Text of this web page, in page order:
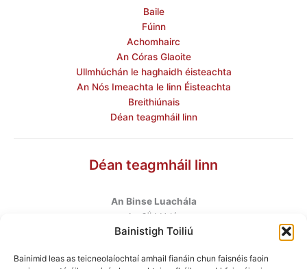
Bainistigh Toiliú
Bainimid leas as teicneolaíochtaí amhail fianáin chun faisnéis faoin
Baile
Fúinn
Achomhairc
An Córas Glaoite
Ullmhúchán le haghaidh éisteachta
An Nós Imeachta le linn Éisteachta
Breithiúnais
Déan teagmháil linn
Déan teagmháil linn
An Binse Luachála
An 6úhUrlár
Halla Mhargadh na Feirme
Baile Átha Cliath 7